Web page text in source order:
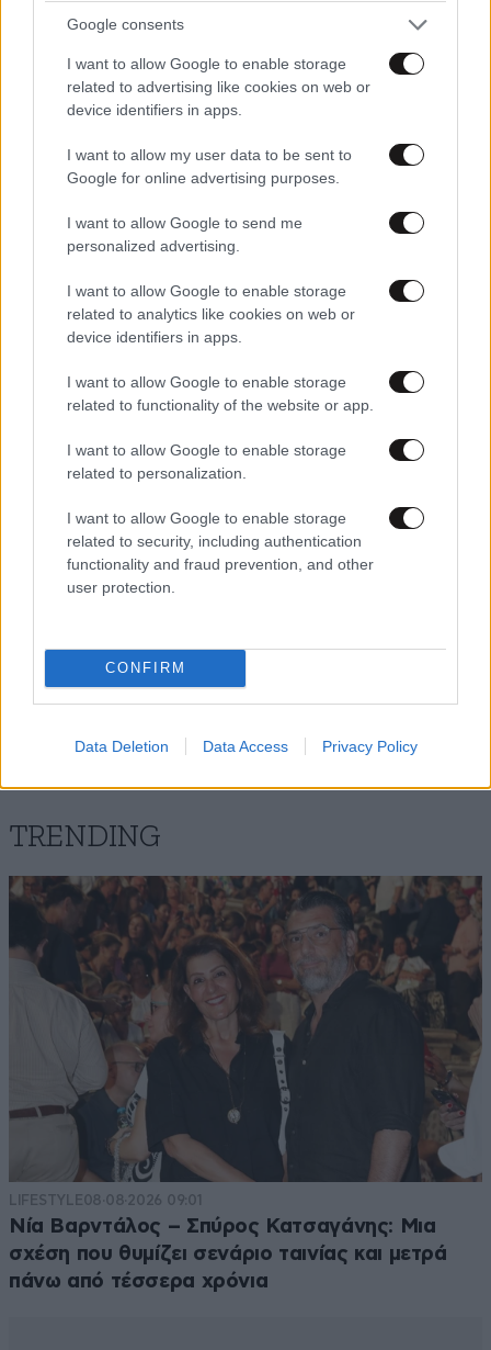
Google consents
I want to allow Google to enable storage
related to advertising like cookies on web or
device identifiers in apps.
I want to allow my user data to be sent to
Google for online advertising purposes.
I want to allow Google to send me
personalized advertising.
I want to allow Google to enable storage
related to analytics like cookies on web or
device identifiers in apps.
I want to allow Google to enable storage
related to functionality of the website or app.
I want to allow Google to enable storage
related to personalization.
I want to allow Google to enable storage
related to security, including authentication
functionality and fraud prevention, and other
user protection.
CONFIRM
Data Deletion Data Access Privacy Policy
ΣΧΌΛΙΑ ΑΝΑΓΝΩΣΤΏΝ
Διαβάστε και ακολουθήστε τους κανόνες σχολιασμού
TRENDING
LIFESTYLE08·08·2026 09:01
Νία Βαρντάλος – Σπύρος Κατσαγάνης: Μια
σχέση που θυμίζει σενάριο ταινίας και μετρά
πάνω από τέσσερα χρόνια